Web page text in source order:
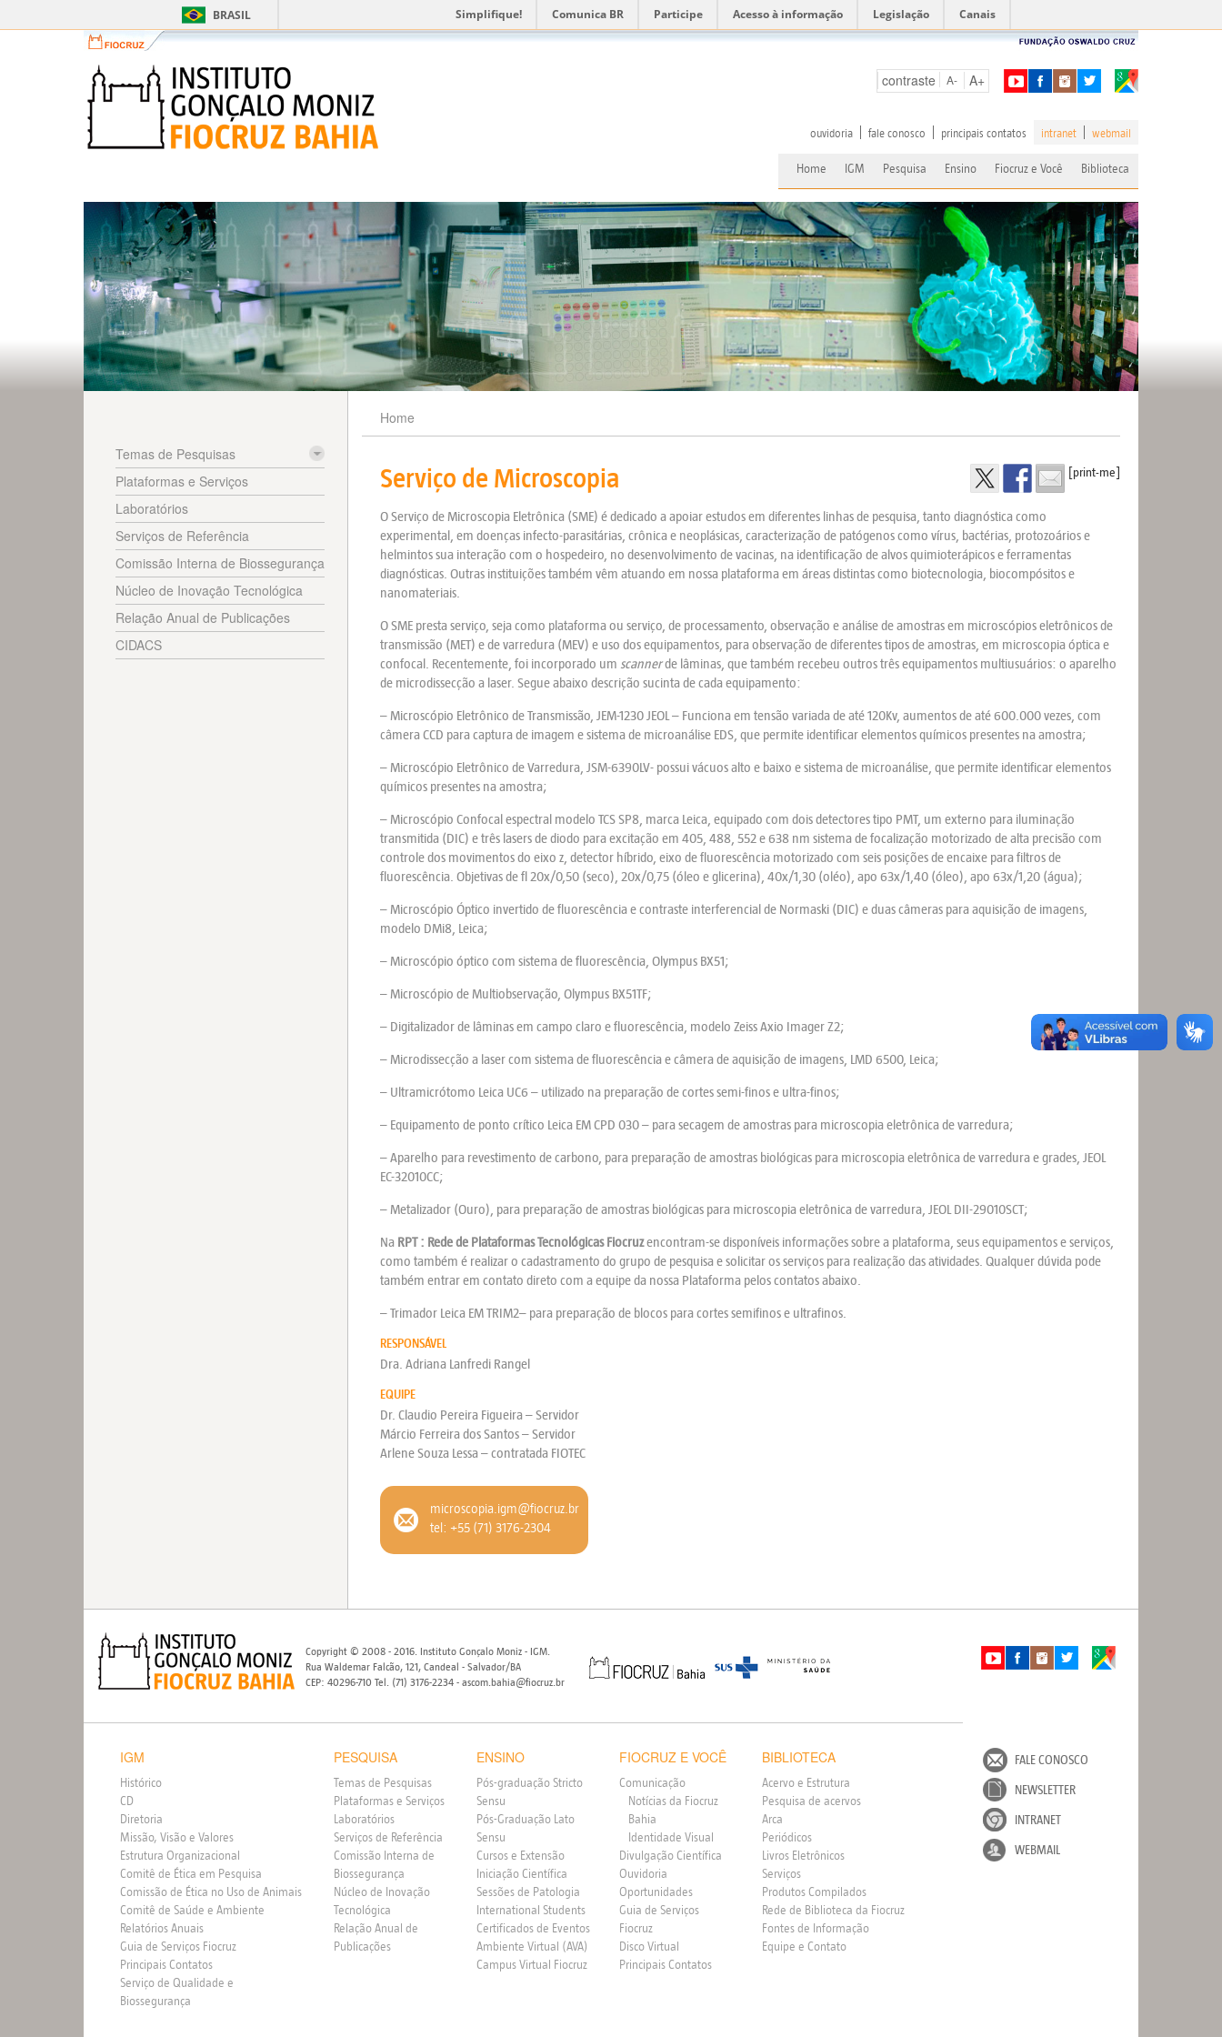
BRASIL Simplifique! Comunica BR Participe Acesso à informação Legislação Canais
contraste A- A+
ouvidoria fale conosco principais contatos intranet webmail
Home IGM Pesquisa Ensino Fiocruz e Você Biblioteca
Temas de Pesquisas
Plataformas e Serviços
Laboratórios
Serviços de Referência
Comissão Interna de Biossegurança
Núcleo de Inovação Tecnológica
Relação Anual de Publicações
CIDACS
Home
Serviço de Microscopia [print-me]
O Serviço de Microscopia Eletrônica (SME) é dedicado a apoiar estudos em diferentes linhas de pesquisa, tanto diagnóstica como
experimental, em doenças infecto-parasitárias, crônica e neoplásicas, caracterização de patógenos como vírus, bactérias, protozoários e
helmintos sua interação com o hospedeiro, no desenvolvimento de vacinas, na identificação de alvos quimioterápicos e ferramentas
diagnósticas. Outras instituições também vêm atuando em nossa plataforma em áreas distintas como biotecnologia, biocompósitos e
nanomateriais.
O SME presta serviço, seja como plataforma ou serviço, de processamento, observação e análise de amostras em microscópios eletrônicos de
transmissão (MET) e de varredura (MEV) e uso dos equipamentos, para observação de diferentes tipos de amostras, em microscopia óptica e
confocal. Recentemente, foi incorporado um scannerde lâminas, que também recebeu outros três equipamentos multiusuários: o aparelho
de microdissecção a laser. Segue abaixo descrição sucinta de cada equipamento:
– Microscópio Eletrônico de Transmissão, JEM-1230 JEOL – Funciona em tensão variada de até 120Kv, aumentos de até 600.000 vezes, com
câmera CCD para captura de imagem e sistema de microanálise EDS, que permite identificar elementos químicos presentes na amostra;
– Microscópio Eletrônico de Varredura, JSM-6390LV- possui vácuos alto e baixo e sistema de microanálise, que permite identificar elementos
químicos presentes na amostra;
– Microscópio Confocal espectral modelo TCS SP8, marca Leica, equipado com dois detectores tipo PMT, um externo para iluminação
transmitida (DIC) e três lasers de diodo para excitação em 405, 488, 552 e 638 nm sistema de focalização motorizado de alta precisão com
controle dos movimentos do eixo z, detector híbrido, eixo de fluorescência motorizado com seis posições de encaixe para filtros de
fluorescência. Objetivas de fl 20x/0,50 (seco), 20x/0,75 (óleo e glicerina), 40x/1,30 (oléo), apo 63x/1,40 (óleo), apo 63x/1,20 (água);
– Microscópio Óptico invertido de fluorescência e contraste interferencial de Normaski (DIC) e duas câmeras para aquisição de imagens,
modelo DMi8, Leica;
– Microscópio óptico com sistema de fluorescência, Olympus BX51;
– Microscópio de Multiobservação, Olympus BX51TF;
– Digitalizador de lâminas em campo claro e fluorescência, modelo Zeiss Axio Imager Z2;
– Microdissecção a laser com sistema de fluorescência e câmera de aquisição de imagens, LMD 6500, Leica;
– Ultramicrótomo Leica UC6 – utilizado na preparação de cortes semi-finos e ultra-finos;
– Equipamento de ponto crítico Leica EM CPD 030 – para secagem de amostras para microscopia eletrônica de varredura;
– Aparelho para revestimento de carbono, para preparação de amostras biológicas para microscopia eletrônica de varredura e grades, JEOL
EC-32010CC;
– Metalizador (Ouro), para preparação de amostras biológicas para microscopia eletrônica de varredura, JEOL DII-29010SCT;
Na RPT : Rede de Plataformas Tecnológicas Fiocruzencontram-se disponíveis informações sobre a plataforma, seus equipamentos e serviços,
como também é realizar o cadastramento do grupo de pesquisa e solicitar os serviços para realização das atividades. Qualquer dúvida pode
também entrar em contato direto com a equipe da nossa Plataforma pelos contatos abaixo.
– Trimador Leica EM TRIM2– para preparação de blocos para cortes semifinos e ultrafinos.
RESPONSÁVEL
Dra. Adriana Lanfredi Rangel
EQUIPE
Dr. Claudio Pereira Figueira – Servidor
Márcio Ferreira dos Santos – Servidor
Arlene Souza Lessa – contratada FIOTEC
microscopia.igm@fiocruz.br
tel: +55 (71) 3176-2304
Copyright © 2008 - 2016. Instituto Gonçalo Moniz - IGM.
Rua Waldemar Falcão, 121, Candeal - Salvador/BA
CEP: 40296-710 Tel. (71) 3176-2234 - ascom.bahia@fiocruz.br
IGM
Histórico
CD
Diretoria
Missão, Visão e Valores
Estrutura Organizacional
Comitê de Ética em Pesquisa
Comissão de Ética no Uso de Animais
Comitê de Saúde e Ambiente
Relatórios Anuais
Guia de Serviços Fiocruz
Principais Contatos
Serviço de Qualidade e
Biossegurança
PESQUISA
Temas de Pesquisas
Plataformas e Serviços
Laboratórios
Serviços de Referência
Comissão Interna de
Biossegurança
Núcleo de Inovação
Tecnológica
Relação Anual de
Publicações
ENSINO
Pós-graduação Stricto
Sensu
Pós-Graduação Lato
Sensu
Cursos e Extensão
Iniciação Científica
Sessões de Patologia
International Students
Certificados de Eventos
Ambiente Virtual (AVA)
Campus Virtual Fiocruz
FIOCRUZ E VOCÊ
Comunicação
Notícias da Fiocruz
Bahia
Identidade Visual
Divulgação Científica
Ouvidoria
Oportunidades
Guia de Serviços
Fiocruz
Disco Virtual
Principais Contatos
BIBLIOTECA
Acervo e Estrutura
Pesquisa de acervos
Arca
Periódicos
Livros Eletrônicos
Serviços
Produtos Compilados
Rede de Biblioteca da Fiocruz
Fontes de Informação
Equipe e Contato
FALE CONOSCO
NEWSLETTER
INTRANET
WEBMAIL